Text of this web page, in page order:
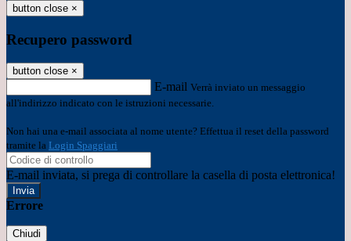
button close ×
Recupero password
button close ×
E-mail Verrà inviato un messaggio
all'indirizzo indicato con le istruzioni necessarie.
Non hai una e-mail associata al nome utente? Effettua il reset della password
tramite la Login Spaggiari
E-mail inviata, si prega di controllare la casella di posta elettronica!
Errore
Chiudi